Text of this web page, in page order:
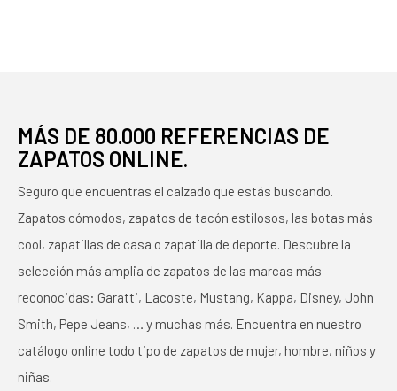
MÁS DE 80.000 REFERENCIAS DE
ZAPATOS ONLINE.
Seguro que encuentras el calzado que estás buscando.
Zapatos cómodos, zapatos de tacón estilosos, las botas más
cool, zapatillas de casa o zapatilla de deporte. Descubre la
selección más amplia de zapatos de las marcas más
reconocidas: Garatti, Lacoste, Mustang, Kappa, Disney, John
Smith, Pepe Jeans, … y muchas más. Encuentra en nuestro
catálogo online todo tipo de zapatos de mujer, hombre, niños y
niñas.